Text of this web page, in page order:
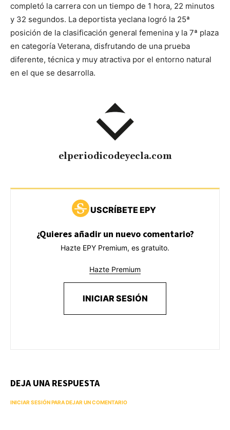
completó la carrera con un tiempo de 1 hora, 22 minutos
y 32 segundos. La deportista yeclana logró la 25ª
posición de la clasificación general femenina y la 7ª plaza
en categoría Veterana, disfrutando de una prueba
diferente, técnica y muy atractiva por el entorno natural
en el que se desarrolla.
elperiodicodeyecla.com
USCRÍBETE EPY
¿Quieres añadir un nuevo comentario?
Hazte EPY Premium, es gratuito.
Hazte Premium
INICIAR SESIÓN
DEJA UNA RESPUESTA
INICIAR SESIÓN PARA DEJAR UN COMENTARIO